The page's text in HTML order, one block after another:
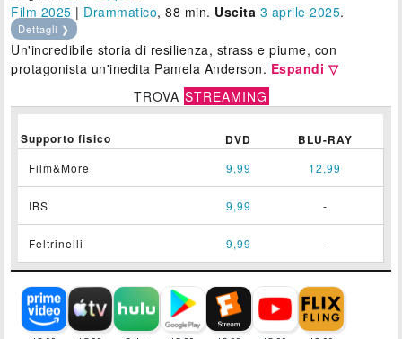
Film 2025 | Drammatico, 88 min. Uscita 3 aprile 2025.
Dettagli ❯
Un'incredibile storia di resilienza, strass e piume, con
protagonista un'inedita Pamela Anderson. Espandi ▽
TROVA STREAMING
Supporto fisico DVD BLU-RAY
Film&More 9,99 12,99
IBS 9,99 -
Feltrinelli 9,99 -